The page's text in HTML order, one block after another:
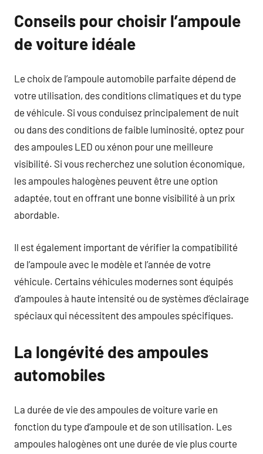
Conseils pour choisir l’ampoule
de voiture idéale
Le choix de l’ampoule automobile parfaite dépend de
votre utilisation, des conditions climatiques et du type
de véhicule. Si vous conduisez principalement de nuit
ou dans des conditions de faible luminosité, optez pour
des ampoules LED ou xénon pour une meilleure
visibilité. Si vous recherchez une solution économique,
les ampoules halogènes peuvent être une option
adaptée, tout en offrant une bonne visibilité à un prix
abordable.
Il est également important de vérifier la compatibilité
de l’ampoule avec le modèle et l’année de votre
véhicule. Certains véhicules modernes sont équipés
d’ampoules à haute intensité ou de systèmes d’éclairage
spéciaux qui nécessitent des ampoules spécifiques.
La longévité des ampoules
automobiles
La durée de vie des ampoules de voiture varie en
fonction du type d’ampoule et de son utilisation. Les
ampoules halogènes ont une durée de vie plus courte